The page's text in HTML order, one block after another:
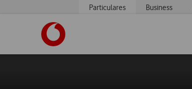
Particulares Business